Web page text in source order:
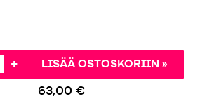
+ LISÄÄ OSTOSKORIIN »
63,00 €